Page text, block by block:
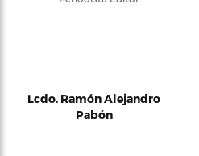
Lcdo. Ramón Alejandro
Pabón